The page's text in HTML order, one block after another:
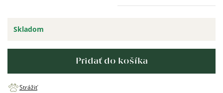
Skladom
Pridať do košíka
Strážiť